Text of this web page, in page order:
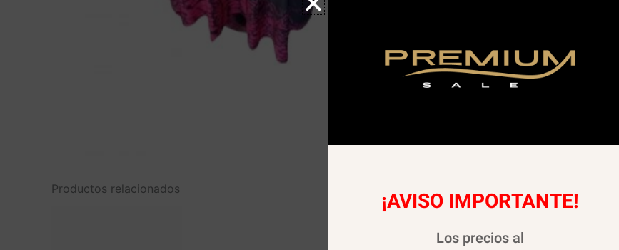
Productos relacionados ¡AVISO IMPORTANTE!
Los precios al